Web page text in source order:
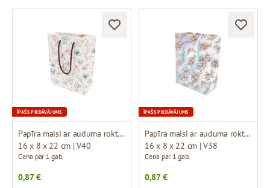
ĪPAŠS PIEDĀVĀJUMS
Papīra maisi ar auduma rokturiem un dizainu
16 x 8 x 22 cm | V40
Cena par 1 gab.
0,87 €
ĪPAŠS PIEDĀVĀJUMS
Papīra maisi ar auduma rokturiem un dizainu
16 x 8 x 22 cm | V38
Cena par 1 gab.
0,87 €